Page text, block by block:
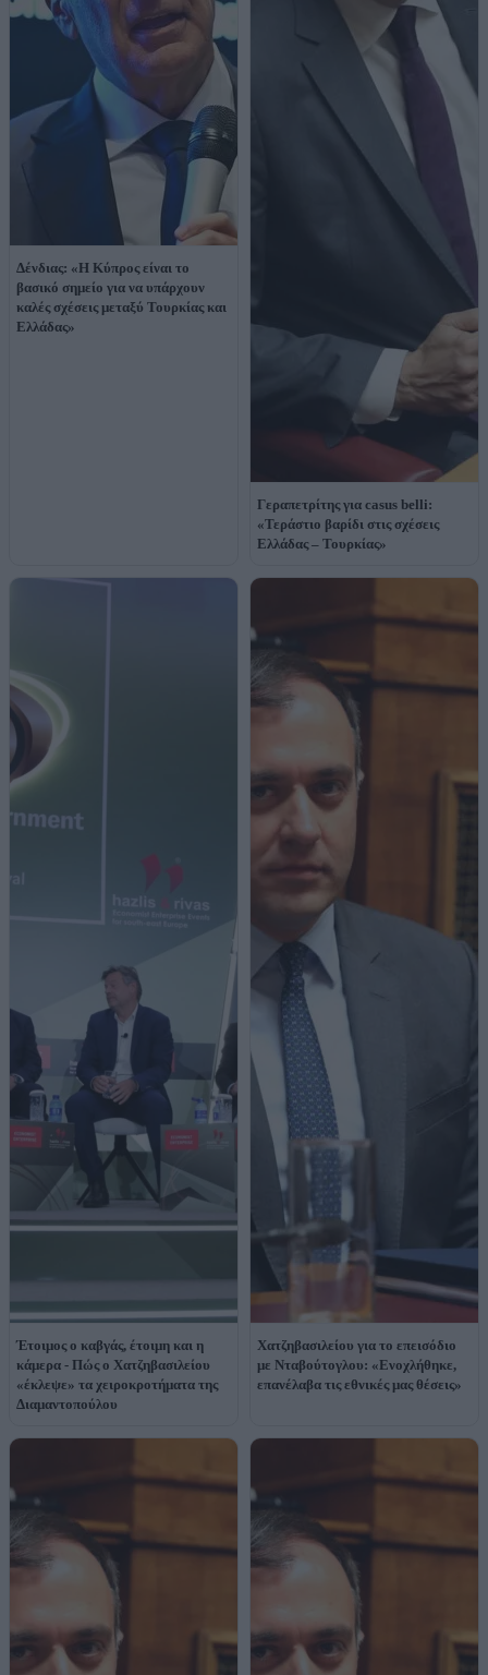
Δένδιας: «Η Κύπρος είναι το
βασικό σημείο για να υπάρχουν
καλές σχέσεις μεταξύ Τουρκίας και
Ελλάδας»
Γεραπετρίτης για casus belli:
«Τεράστιο βαρίδι στις σχέσεις
Ελλάδας – Τουρκίας»
Έτοιμος ο καβγάς, έτοιμη και η
κάμερα - Πώς ο Χατζηβασιλείου
«έκλεψε» τα χειροκροτήματα της
Διαμαντοπούλου
Χατζηβασιλείου για το επεισόδιο
με Νταβούτογλου: «Eνοχλήθηκε,
επανέλαβα τις εθνικές μας θέσεις»